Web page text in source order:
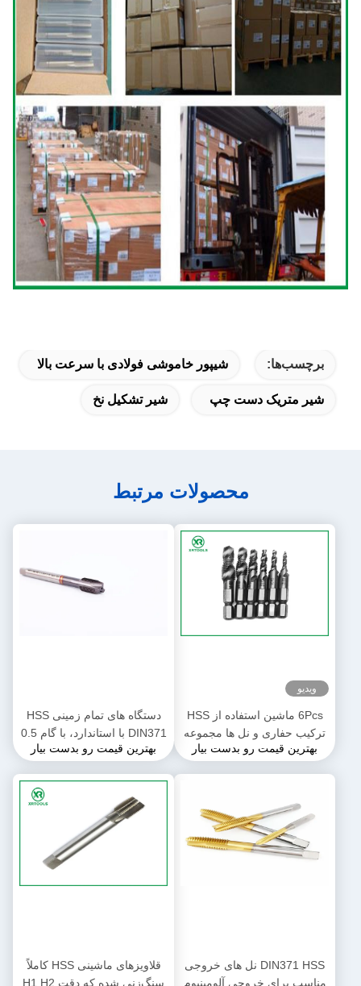
برچسب‌ها: شیپور خاموشی فولادی با سرعت بالا
شیر متریک دست چپ شیر تشکیل نخ
محصولات مرتبط
ویدیو
6Pcs ماشین استفاده از HSS
ترکیب حفاری و نل ها مجموعه
، hss ماشین نل ها و نل ها
بهترین قیمت رو بدست بیار
دستگاه های تمام زمینی HSS
DIN371 با استاندارد، با گام 0.5
تا 1.25، ابزارهای برش رزوه با
بهترین قیمت رو بدست بیار
DIN371 HSS نل های خروجی
مناسب برای خروجی آلومینیوم
قلاویزهای ماشینی HSS کاملاً
سنگ‌زنی شده که دقت H1 H2